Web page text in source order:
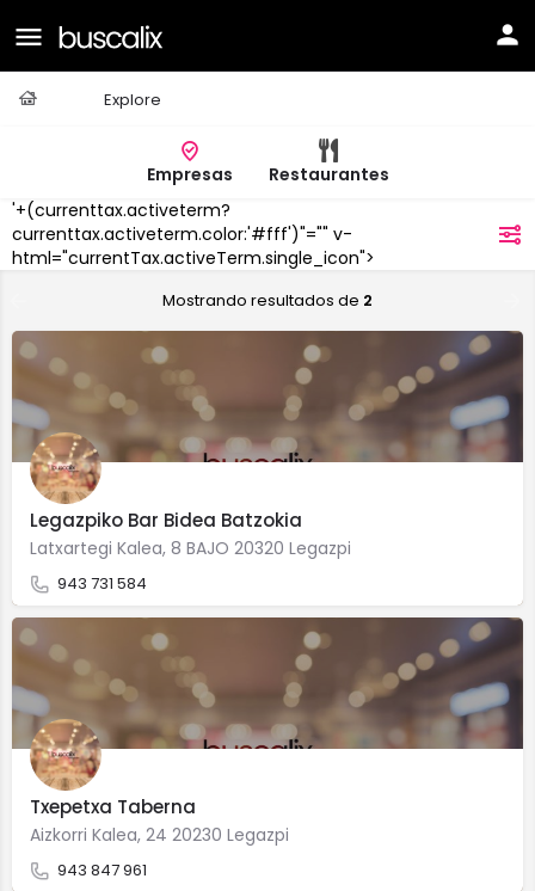
Explore
Empresas
Restaurantes
'+(currenttax.activeterm?
currenttax.activeterm.color:'#fff')"="" v-
html="currentTax.activeTerm.single_icon">
Legazpi
Mostrando resultados de 2
Legazpiko Bar Bidea Batzokia
Latxartegi Kalea, 8 BAJO 20320 Legazpi
943 731 584
Txepetxa Taberna
Aizkorri Kalea, 24 20230 Legazpi
943 847 961